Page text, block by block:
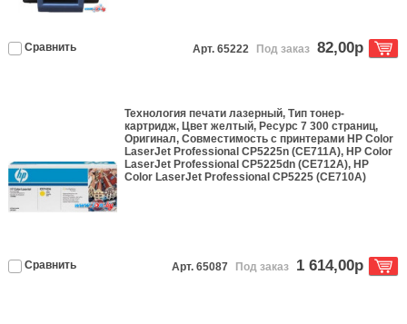
Сравнить Арт. 65222 Под заказ 82,00р
Технология печатилазерный, Типтонер-
картридж, Цветжелтый, Ресурс7 300 страниц,
Оригинал, Совместимость с принтерами HP Color
LaserJet Professional CP5225n (CE711A), HP Color
LaserJet Professional CP5225dn (CE712A), HP
Color LaserJet Professional CP5225 (CE710A)
Сравнить Арт. 65087 Под заказ 1 614,00р